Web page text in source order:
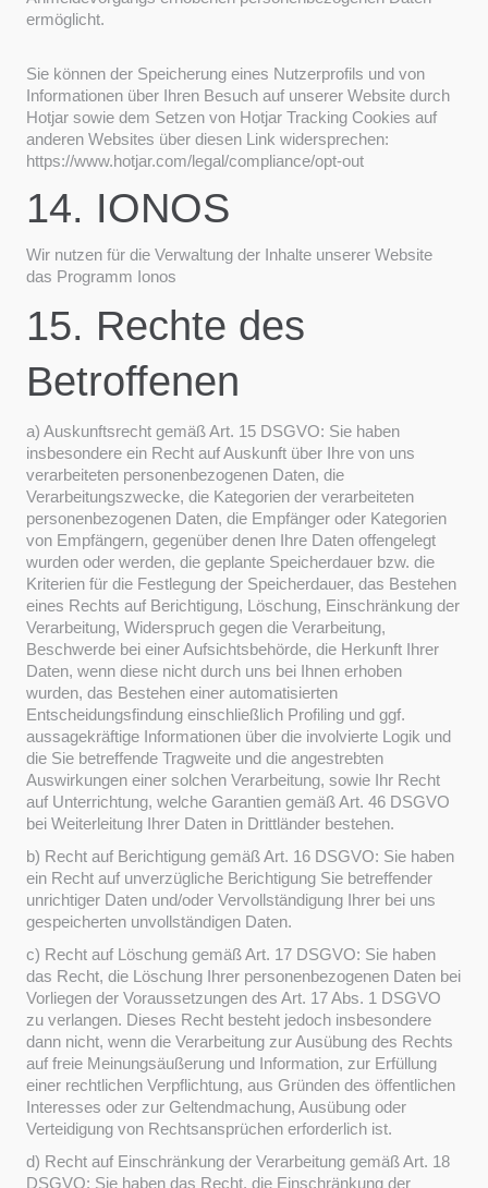
ermöglicht.
Sie können der Speicherung eines Nutzerprofils und von
Informationen über Ihren Besuch auf unserer Website durch
Hotjar sowie dem Setzen von Hotjar Tracking Cookies auf
anderen Websites über diesen Link widersprechen:
https://www.hotjar.com/legal/compliance/opt-out
14. IONOS
Wir nutzen für die Verwaltung der Inhalte unserer Website
das Programm Ionos
15. Rechte des
Betroffenen
a) Auskunftsrecht gemäß Art. 15 DSGVO: Sie haben
insbesondere ein Recht auf Auskunft über Ihre von uns
verarbeiteten personenbezogenen Daten, die
Verarbeitungszwecke, die Kategorien der verarbeiteten
personenbezogenen Daten, die Empfänger oder Kategorien
von Empfängern, gegenüber denen Ihre Daten offengelegt
wurden oder werden, die geplante Speicherdauer bzw. die
Kriterien für die Festlegung der Speicherdauer, das Bestehen
eines Rechts auf Berichtigung, Löschung, Einschränkung der
Verarbeitung, Widerspruch gegen die Verarbeitung,
Beschwerde bei einer Aufsichtsbehörde, die Herkunft Ihrer
Daten, wenn diese nicht durch uns bei Ihnen erhoben
wurden, das Bestehen einer automatisierten
Entscheidungsfindung einschließlich Profiling und ggf.
aussagekräftige Informationen über die involvierte Logik und
die Sie betreffende Tragweite und die angestrebten
Auswirkungen einer solchen Verarbeitung, sowie Ihr Recht
auf Unterrichtung, welche Garantien gemäß Art. 46 DSGVO
bei Weiterleitung Ihrer Daten in Drittländer bestehen.
b) Recht auf Berichtigung gemäß Art. 16 DSGVO: Sie haben
ein Recht auf unverzügliche Berichtigung Sie betreffender
unrichtiger Daten und/oder Vervollständigung Ihrer bei uns
gespeicherten unvollständigen Daten.
c) Recht auf Löschung gemäß Art. 17 DSGVO: Sie haben
das Recht, die Löschung Ihrer personenbezogenen Daten bei
Vorliegen der Voraussetzungen des Art. 17 Abs. 1 DSGVO
zu verlangen. Dieses Recht besteht jedoch insbesondere
dann nicht, wenn die Verarbeitung zur Ausübung des Rechts
auf freie Meinungsäußerung und Information, zur Erfüllung
einer rechtlichen Verpflichtung, aus Gründen des öffentlichen
Interesses oder zur Geltendmachung, Ausübung oder
Verteidigung von Rechtsansprüchen erforderlich ist.
d) Recht auf Einschränkung der Verarbeitung gemäß Art. 18
DSGVO: Sie haben das Recht, die Einschränkung der